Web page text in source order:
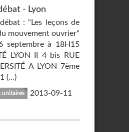
- Lyon
: "Les leçons de
mouvement ouvrier"
septembre à 18H15
LYON II 4 bis RUE
A LYON 7ème
(…)
unitaires 2013-09-11